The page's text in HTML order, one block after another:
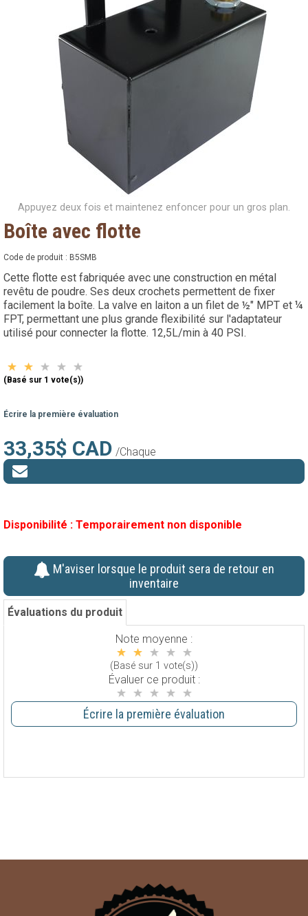
Nous joindre
Appuyez deux fois et maintenez enfoncer pour un gros plan.
Boîte avec flotte
Code de produit : B5SMB
Cette flotte est fabriquée avec une construction en métal
revêtu de poudre. Ses deux crochets permettent de fixer
facilement la boîte. La valve en laiton a un filet de ½" MPT et ¼
FPT, permettant une plus grande flexibilité sur l'adaptateur
utilisé pour connecter la flotte. 12,5L/min à 40 PSI.
(Basé sur 1 vote(s))
Écrire la première évaluation
33,35$ CAD /Chaque
Disponibilité : Temporairement non disponible
M'aviser lorsque le produit sera de retour en
inventaire
Évaluations du produit
Note moyenne :
(Basé sur 1 vote(s))
Évaluer ce produit :
Écrire la première évaluation